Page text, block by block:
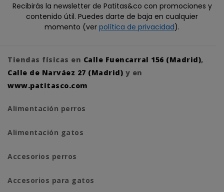
Recibirás la newsletter de Patitas&co con promociones y
contenido útil. Puedes darte de baja en cualquier
momento (ver política de privacidad).
Tiendas físicas en Calle Fuencarral 156 (Madrid),
Calle de Narváez 27 (Madrid) y en
www.patitasco.com
Alimentación perros
Alimentación gatos
Accesorios perros
Accesorios para gatos